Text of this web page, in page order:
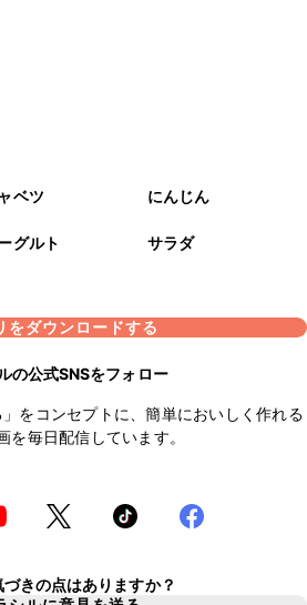
ベツ にんじん
グルト サラダ
をダウンロードする
の公式SNSをフォロー
」をコンセプトに、簡単においしく作れる
を毎日配信しています。
きの点はありますか？